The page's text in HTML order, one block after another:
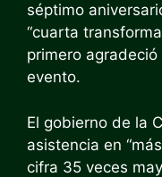
séptimo
“cuarta
primero
evento.
El gobierno de la
asistencia en
cifra 35 veces